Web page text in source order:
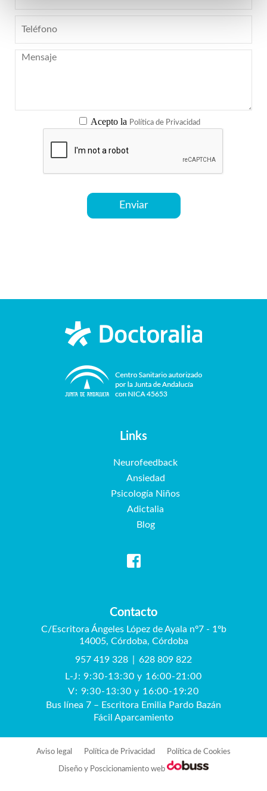
Acepto la Política de Privacidad
Links
Neurofeedback
Ansiedad
Psicología Niños
Adictalia
Blog
Contacto
C/Escritora Ángeles López de Ayala nº7 - 1ºb
14005, Córdoba, Córdoba
957 419 328
628 809 822
L-J: 9:30-13:30 y 16:00-21:00
V: 9:30-13:30 y 16:00-19:20
Bus línea 7 – Escritora Emilia Pardo Bazán
Fácil Aparcamiento
Aviso legal Política de Privacidad Política de Cookies
Diseño y Poscicionamiento web